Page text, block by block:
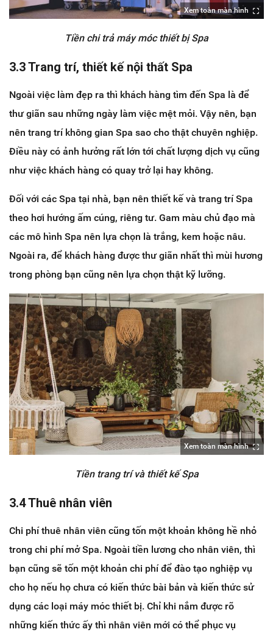
Xem toàn màn hình
Tiền chi trả máy móc thiết bị Spa
3.3 Trang trí, thiết kế nội thất Spa
Ngoài việc làm đẹp ra thì khách hàng tìm đến Spa là để
thư giãn sau những ngày làm việc mệt mỏi. Vậy nên, bạn
nên trang trí không gian Spa sao cho thật chuyên nghiệp.
Điều này có ảnh hưởng rất lớn tới chất lượng dịch vụ cũng
như việc khách hàng có quay trở lại hay không.
Đối với các Spa tại nhà, bạn nên thiết kế và trang trí Spa
theo hơi hướng ấm cúng, riêng tư. Gam màu chủ đạo mà
các mô hình Spa nên lựa chọn là trắng, kem hoặc nâu.
Ngoài ra, để khách hàng được thư giãn nhất thì mùi hương
trong phòng bạn cũng nên lựa chọn thật kỹ lưỡng.
Xem toàn màn hình
Tiền trang trí và thiết kế Spa
3.4 Thuê nhân viên
Chi phí thuê nhân viên cũng tốn một khoản không hề nhỏ
trong chi phí mở Spa. Ngoài tiền lương cho nhân viên, thì
bạn cũng sẽ tốn một khoản chi phí để đào tạo nghiệp vụ
cho họ nếu họ chưa có kiến thức bài bản và kiến thức sử
dụng các loại máy móc thiết bị. Chỉ khi nắm được rõ
những kiến thức ấy thì nhân viên mới có thể phục vụ